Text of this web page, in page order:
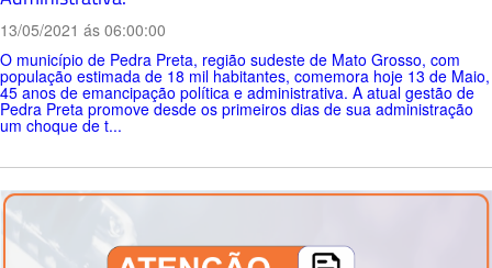
13/05/2021 ás 06:00:00
O município de Pedra Preta, região sudeste de Mato Grosso, com
população estimada de 18 mil habitantes, comemora hoje 13 de Maio,
45 anos de emancipação política e administrativa. A atual gestão de
Pedra Preta promove desde os primeiros dias de sua administração
um choque de t...